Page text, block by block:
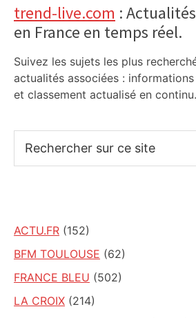
trend-live.com :
en France en temps réel.
Suivez les sujets les plus
actualités associées :
et classement actualisé en continu.
sur
ACTU.FR (152)
BFM TOULOUSE (62)
FRANCE BLEU (502)
LA CROIX (214)